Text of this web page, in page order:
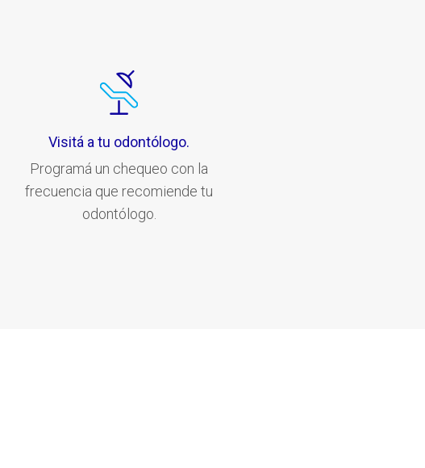
Visitá a tu odontólogo.
Programá un chequeo con la
frecuencia que recomiende tu
odontólogo.